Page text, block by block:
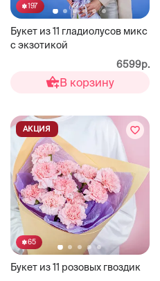
197
Букет из 11 гладиолусов микс
с экзотикой
6599р.
В корзину
65
Букет из 11 розовых гвоздик
АКЦИЯ